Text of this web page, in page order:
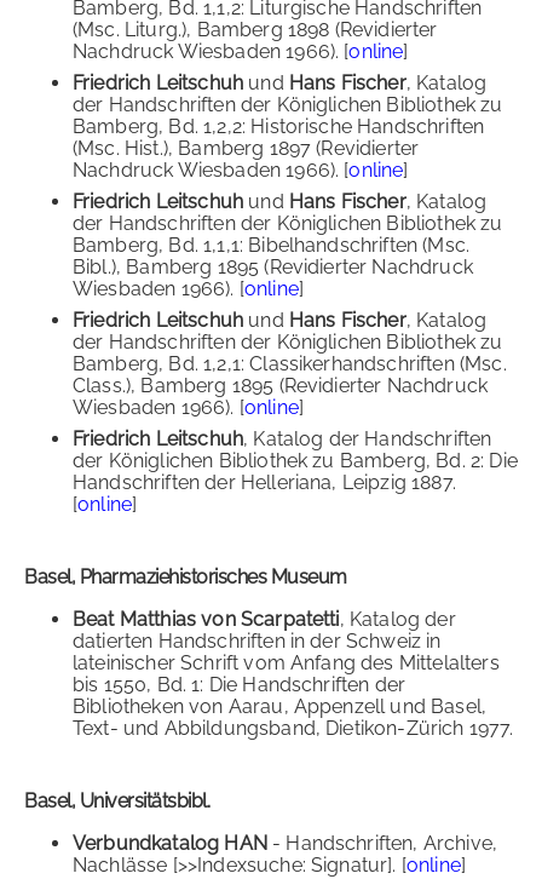
Bamberg, Bd. 1,1,2: Liturgische Handschriften
(Msc. Liturg.), Bamberg 1898 (Revidierter
Nachdruck Wiesbaden 1966). [online]
Friedrich Leitschuh und Hans Fischer, Katalog
der Handschriften der Königlichen Bibliothek zu
Bamberg, Bd. 1,2,2: Historische Handschriften
(Msc. Hist.), Bamberg 1897 (Revidierter
Nachdruck Wiesbaden 1966). [online]
Friedrich Leitschuh und Hans Fischer, Katalog
der Handschriften der Königlichen Bibliothek zu
Bamberg, Bd. 1,1,1: Bibelhandschriften (Msc.
Bibl.), Bamberg 1895 (Revidierter Nachdruck
Wiesbaden 1966). [online]
Friedrich Leitschuh und Hans Fischer, Katalog
der Handschriften der Königlichen Bibliothek zu
Bamberg, Bd. 1,2,1: Classikerhandschriften (Msc.
Class.), Bamberg 1895 (Revidierter Nachdruck
Wiesbaden 1966). [online]
Friedrich Leitschuh, Katalog der Handschriften
der Königlichen Bibliothek zu Bamberg, Bd. 2: Die
Handschriften der Helleriana, Leipzig 1887.
[online]
Basel, Pharmaziehistorisches Museum
Beat Matthias von Scarpatetti, Katalog der
datierten Handschriften in der Schweiz in
lateinischer Schrift vom Anfang des Mittelalters
bis 1550, Bd. 1: Die Handschriften der
Bibliotheken von Aarau, Appenzell und Basel,
Text- und Abbildungsband, Dietikon-Zürich 1977.
Basel, Universitätsbibl.
Verbundkatalog HAN - Handschriften, Archive,
Nachlässe [>>Indexsuche: Signatur]. [online]